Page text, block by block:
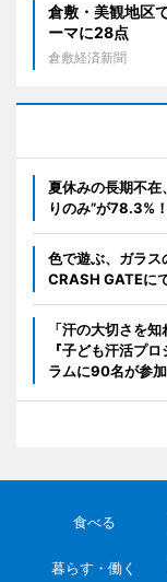
倉敷・美観地区
ーマに28点
倉敷経済新聞
夏休みの長期不在
りのみ”が78.3%
色で遊ぶ、ガラス
CRASH GATEに
「汗の大切さを
『子ども汗活プ
ラムに90名が参加
食べる
暮らす・働く